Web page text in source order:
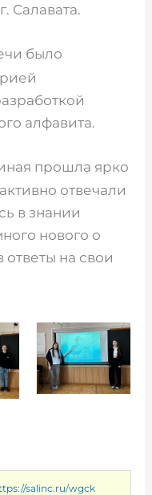
было
алфавита.
прошла ярко
отвечали
в знании
нового о
на свои
salinc.ru/wgck